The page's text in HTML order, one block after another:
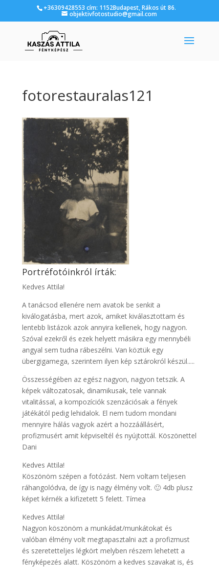
+36309428553 cím: 1152Budapest, Rákos út 86.
objektivfotostudio@gmail.com
fotorestauralas121
Portréfotóinkról írták:
Kedves Attila!
A tanácsod ellenére nem avatok be senkit a
kiválogatásba, mert azok, amiket kiválasztottam és
lentebb listázok azok annyira kellenek, hogy nagyon.
Szóval ezekről és ezek helyett másikra egy mennybéli
angyal sem tudna rábeszélni. Van köztük egy
übergigamega, szerintem ilyen kép sztárokról készül.....
Összességében az egész nagyon, nagyon tetszik. A
képek változatosak, dinamikusak, tele vannak
vitalitással, a kompozíciók szenzációsak a fények
játékától pedig lehidalok. El nem tudom mondani
mennyire hálás vagyok azért a hozzáállásért,
profizmusért amit képviseltél és nyújtottál. Köszönettel
Dani
Kedves Attila!
Köszönöm szépen a fotózást. Nem voltam teljesen
ráhangolódva, de így is nagy élmény volt. 🙂 4db plusz
képet kérnék a kifizetett 5 felett. Tímea
Kedves Attila!
Nagyon köszönöm a munkádat/munkátokat és
valóban élmény volt megtapasztalni azt a profizmust
és szeretetteljes légkört melyben részem lehetett a
fényképezés alatt. Köszönöm a kedves szavakat is, és